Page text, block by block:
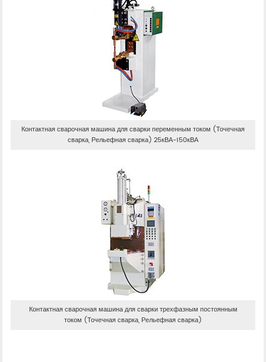
Контактная сварочная машина для сварки переменным током (Точечная
сварка, Рельефная сварка) 25кВА-150кВА
Контактная сварочная машина для сварки трехфазным постоянным
током (Точечная сварка, Рельефная сварка)